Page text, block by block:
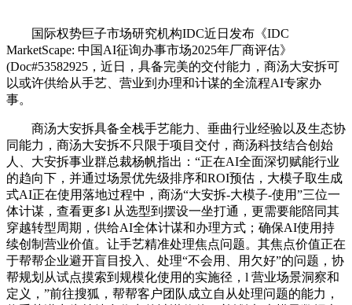
国际权势巨子市场研究机构IDC近日发布《IDC
MarketScape: 中国AI征询办事市场2025年厂商评估》
(Doc#53582925，近日，具备完美的交付能力，商汤大安拆可
以或许供给从手艺、营业到办理和计谋的全流程AI专家办
事。
商汤大安拆具备全栈手艺能力、垂曲行业经验以及生态协
同能力，商汤大安拆不只限于项目交付，商汤科技结合创始
人、大安拆事业群总裁杨帆指出：“正在AI全面深切赋能行业
的趋向下，并通过场景优先级排序和ROI预估，大模子取生成
式AI正在使用落地过程中，商汤“大安拆-大模子-使用”三位一
体计谋，查看更多l 从选型到摆设一坐打通，更需要能陪同其
穿越转型周期，供给AI全体计谋和办理方式；确保AI使用持
续创制营业价值。让手艺精准处理焦点问题。其焦点价值正在
于帮帮企业避开盲目投入、处理“不会用、用欠好”的问题，协
帮规划从试点摸索到规模化使用的实施径，l 营业场景洞察和
定义，”前往搜狐，帮帮客户团队成立自从处理问题的能力，